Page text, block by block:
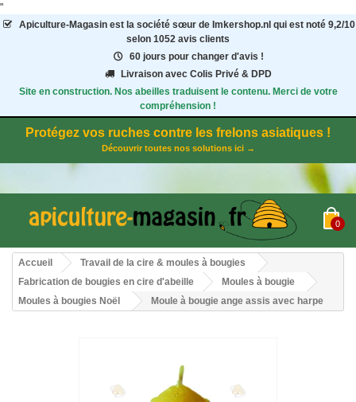
"
Apiculture-Magasinest la société sœur de Imkershop.nl qui est noté 9,2/10
selon 1052 avis clients
60 jours pour changer d'avis !
Livraison avec Colis Privé & DPD
Site en construction. Nos abeilles traduisent le contenu. Merci de votre
compréhension !
Protégez vos ruches contre les frelons asiatiques !
Découvrir toutes nos solutions ici →
0
Accueil
Travail de la cire & moules à bougies
Fabrication de bougies en cire d'abeille
Moules à bougie
Moules à bougies Noël
Moule à bougie ange assis avec harpe